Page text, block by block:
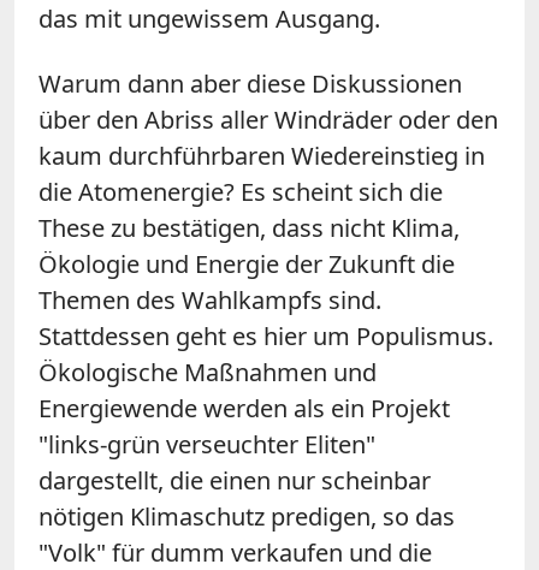
das mit ungewissem Ausgang.
Warum dann aber diese Diskussionen
über den Abriss aller Windräder oder den
kaum durchführbaren Wiedereinstieg in
die Atomenergie? Es scheint sich die
These zu bestätigen, dass nicht Klima,
Ökologie und Energie der Zukunft die
Themen des Wahlkampfs sind.
Stattdessen geht es hier um Populismus.
Ökologische Maßnahmen und
Energiewende werden als ein Projekt
"links-grün verseuchter Eliten"
dargestellt, die einen nur scheinbar
nötigen Klimaschutz predigen, so das
"Volk" für dumm verkaufen und die